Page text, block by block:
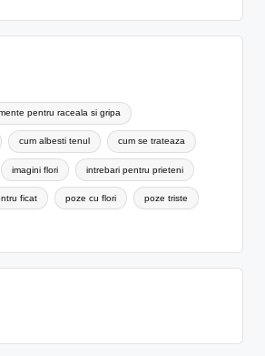
pentru raceala si gripa
cum albesti tenul cum se trateaza
imagini flori intrebari pentru prieteni
ficat poze cu flori poze triste